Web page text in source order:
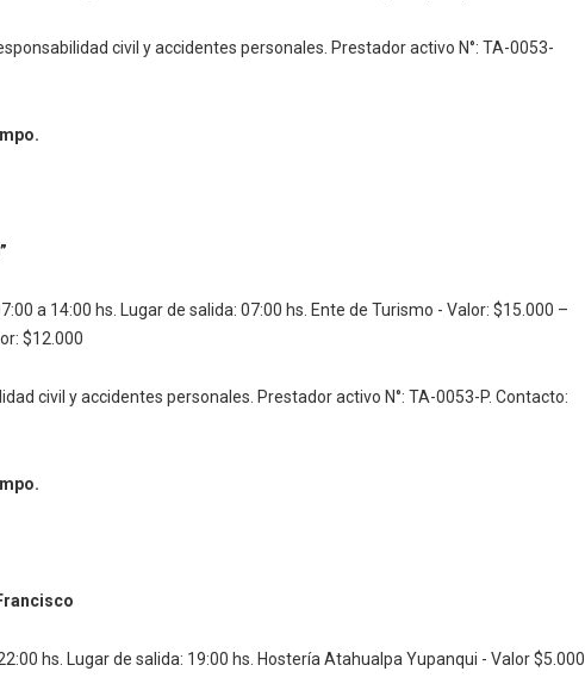
civil y accidentes personales. Prestador activo N°: TA-0053-
a 14:00 hs.
Lugar de salida: 07:00 hs. Ente de Turismo - Valor: $15.000 –
$12.000
civil y accidentes personales. Prestador activo N°: TA-0053-P. Contacto:
hs. Lugar de salida: 19:00 hs. Hostería Atahualpa Yupanqui - Valor $5.000